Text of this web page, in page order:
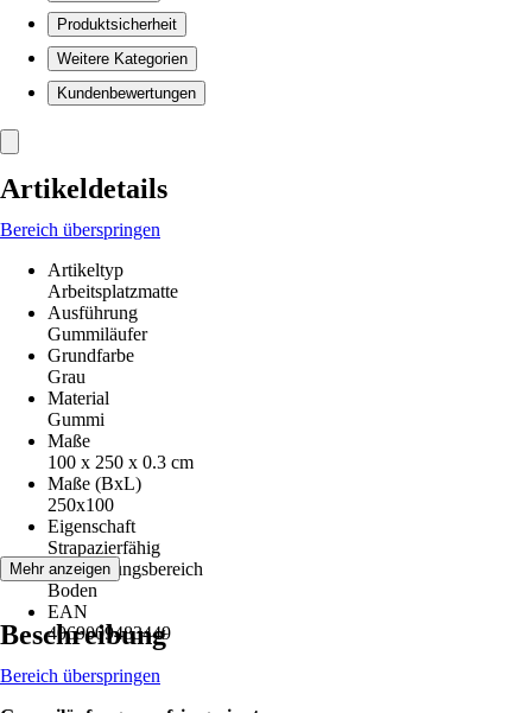
Produktsicherheit
Weitere Kategorien
Kundenbewertungen
Artikeldetails
Bereich überspringen
Artikeltyp
Arbeitsplatzmatte
Ausführung
Gummiläufer
Grundfarbe
Grau
Material
Gummi
Maße
100 x 250 x 0.3 cm
Maße (BxL)
250x100
Eigenschaft
Strapazierfähig
Anwendungsbereich
Boden
EAN
4069009483449
Mehr anzeigen
Beschreibung
Bereich überspringen